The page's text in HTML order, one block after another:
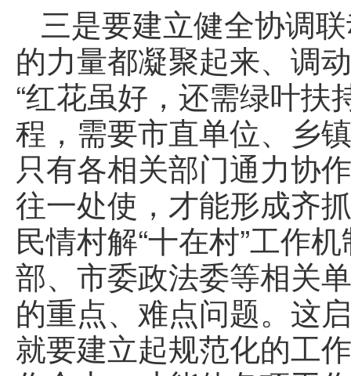
三是要建立健全协调
的力量都凝聚起来、调
“红花虽好，还需绿叶扶
程，需要市直单位、乡
只有各相关部门通力协
往一处使，才能形成齐
民情村解“十在村”工作
部、市委政法委等相关
的重点、难点问题。这
就要建立起规范化的工